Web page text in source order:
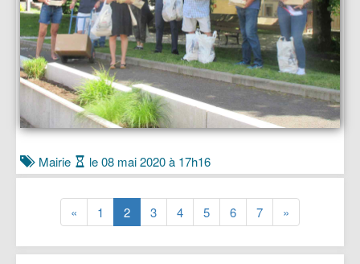
Mairie le 08 mai 2020 à 17h16
« 1 (current)
2(current)
3(current)
4(current)
5(current)
6(current)
7(current)
»